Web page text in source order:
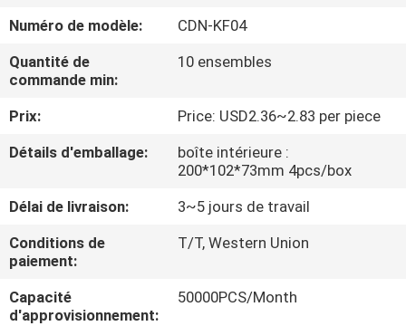
NOUS
DE
L'USINE
CONTRÔLE
DE
QUALITÉ
Numéro de modèle:
CDN-KF04
Quantité de
commande min:
10 ensembles
Prix:
Price: USD2.36~2.83 per piece
Détails d'emballage:
boîte intérieure :
200*102*73mm 4pcs/box
Délai de livraison:
3~5 jours de travail
Conditions de
paiement:
T/T, Western Union
Capacité
d'approvisionnement:
50000PCS/Month